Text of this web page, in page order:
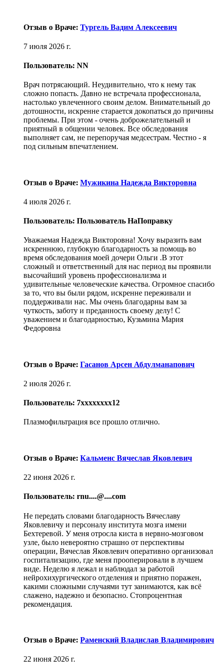
Отзыв о Враче: Тургель Вадим Алексеевич
7 июля 2026 г.
Пользователь: NN
Врач потрясающий. Неудивительно, что к нему так
сложно попасть. Давно не встречала профессионала,
настолько увлеченного своим делом. Внимательный до
дотошности, искренне старается докопаться до причины
проблемы. При этом - очень доброжелательный и
приятный в общении человек. Все обследования
выполняет сам, не перепоручая медсестрам. Честно - я
под сильным впечатлением.
Отзыв о Враче: Мужикина Надежда Викторовна
4 июля 2026 г.
Пользователь: Пользователь НаПоправку
Уважаемая Надежда Викторовна! Хочу выразить вам
искреннюю, глубокую благодарность за помощь во
время обследования моей дочери Ольги .В этот
сложный и ответственный для нас период вы проявили
высочайший уровень профессионализма и
удивительные человеческие качества. Огромное спасибо
за то, что вы были рядом, искренне переживали и
поддерживали нас. Мы очень благодарны вам за
чуткость, заботу и преданность своему делу! С
уважением и благодарностью, Кузьмина Мария
Федоровна
Отзыв о Враче: Гасанов Арсен Абдулманапович
2 июля 2026 г.
Пользователь: 7xxxxxxxx12
Плазмофильтрация все прошло отлично.
Отзыв о Враче: Кальменс Вячеслав Яковлевич
22 июня 2026 г.
Пользователь: rnu....@....com
Не передать словами благодарность Вячеславу
Яковлевичу и персоналу института мозга имени
Бехтеревой. У меня отросла киста в нервно-мозговом
узле, было невероятно страшно от перспективы
операции, Вячеслав Яковлевич оперативно организовал
госпитализацию, где меня прооперировали в лучшем
виде. Неделю я лежал и наблюдал за работой
нейрохихургического отделения и приятно поражен,
какими сложными случаями тут занимаются, как всё
слажено, надежно и безопасно. Стопроцентная
рекомендация.
Отзыв о Враче: Раменский Владислав Владимирович
22 июня 2026 г.